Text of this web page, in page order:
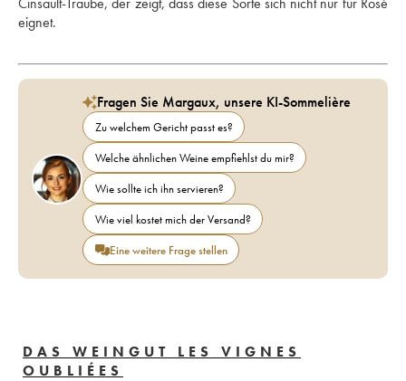
eignet.
Fragen Sie Margaux, unsere KI-Sommelière
Zu welchem Gericht passt es?
Welche ähnlichen Weine empfiehlst du mir?
Wie sollte ich ihn servieren?
Wie viel kostet mich der Versand?
Eine weitere Frage stellen
DAS WEINGUT LES VIGNES
OUBLIÉES